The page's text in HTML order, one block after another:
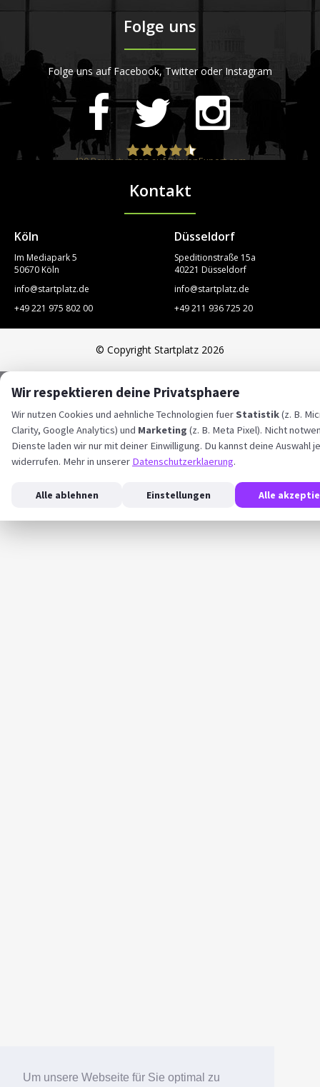
Um unsere Webseite für Sie optimal zu
Folge uns
Folge uns auf Facebook, Twitter oder Instagram
STARTPLATZ
420Bewertungen auf ProvenExpert.com
Kontakt
Köln
Im Mediapark 5
50670 Köln
info@startplatz.de
+49 221 975 802 00
Düsseldorf
Speditionstraße 15a
40221 Düsseldorf
info@startplatz.de
+49 211 936 725 20
© Copyright Startplatz 2026
Wir respektieren deine Privatsphaere
Wir nutzen Cookies und aehnliche Technologien fuerStatistik(z. B.
Clarity, Google Analytics) und Marketing (z. B. Meta Pixel). Nicht
Dienste laden wir nur mit deiner Einwilligung. Du kannst deine Auswahl
widerrufen. Mehr in unserer Datenschutzerklaerung.
Alle ablehnen Einstellungen Alle